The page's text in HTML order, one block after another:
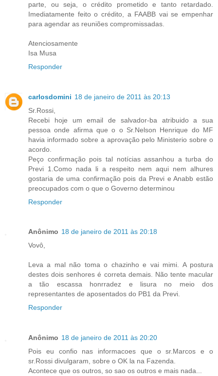
parte, ou seja, o crédito prometido e tanto retardado.
Imediatamente feito o crédito, a FAABB vai se empenhar
para agendar as reuniões compromissadas.
Atenciosamente
Isa Musa
Responder
carlosdomini 18 de janeiro de 2011 às 20:13
Sr.Rossi,
Recebi hoje um email de salvador-ba atribuido a sua
pessoa onde afirma que o o Sr.Nelson Henrique do MF
havia informado sobre a aprovação pelo Ministerio sobre o
acordo.
Peço confirmação pois tal notícias assanhou a turba do
Previ 1.Como nada li a respeito nem aqui nem alhures
gostaria de uma confirmação pois da Previ e Anabb estão
preocupados com o que o Governo determinou
Responder
Anônimo 18 de janeiro de 2011 às 20:18
Vovô,
Leva a mal não toma o chazinho e vai mimi. A postura
destes dois senhores é correta demais. Não tente macular
a tão escassa honrradez e lisura no meio dos
representantes de aposentados do PB1 da Previ.
Responder
Anônimo 18 de janeiro de 2011 às 20:20
Pois eu confio nas informacoes que o sr.Marcos e o
sr.Rossi divulgaram, sobre o OK la na Fazenda.
Acontece que os outros, so sao os outros e mais nada...